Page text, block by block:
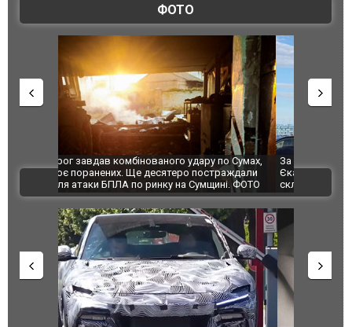
ФОТО
За 2000 кілометрів від кордону з Україною: в
Єкатеринбурзі після атаки дронів загорівся
склад Wildberries. ФОТО. ВІДЕО
"Мої
ВІДЕО